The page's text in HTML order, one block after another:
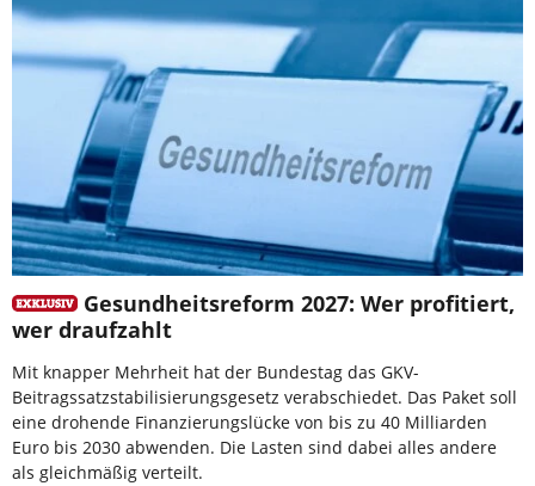
Gesundheitsreform 2027: Wer profitiert,
wer draufzahlt
Mit knapper Mehrheit hat der Bundestag das GKV-
Beitragssatzstabilisierungsgesetz verabschiedet. Das Paket soll
eine drohende Finanzierungslücke von bis zu 40 Milliarden
Euro bis 2030 abwenden. Die Lasten sind dabei alles andere
als gleichmäßig verteilt.